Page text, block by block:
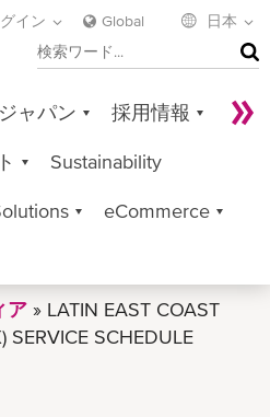
イン Global 日本
検
索
ャパン 採用情報
Sustainability
eCommerce
ア
LATIN EAST COAST
SERVICE SCHEDULE